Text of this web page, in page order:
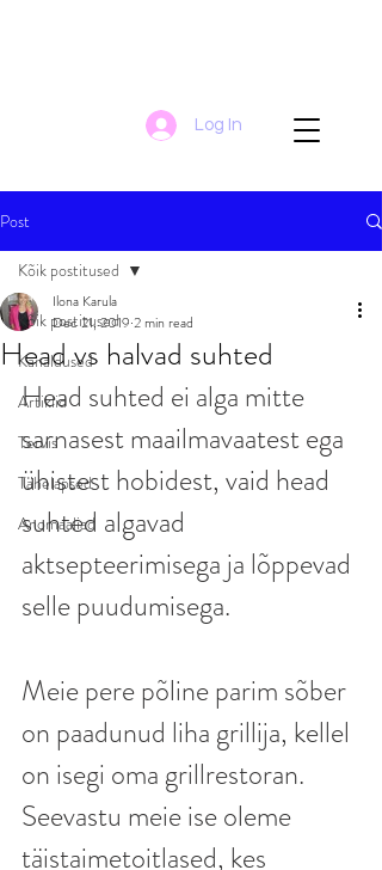
Log In
Post
Kõik postitused
Kanaldused
Artiklid
Tervis
Tähelapsed
Anomaaliad
Kõik postitused
Head vs halvad suhted
Ilona Karula
Dec 21, 2019 2 min read
Head suhted ei alga mitte
sarnasest maailmavaatest ega
ühistest hobidest, vaid head
suhted algavad
aktsepteerimisega ja lõppevad
selle puudumisega.
Meie pere põline parim sõber
on paadunud liha grillija, kellel
on isegi oma grillrestoran.
Seevastu meie ise oleme
täistaimetoitlased, kes